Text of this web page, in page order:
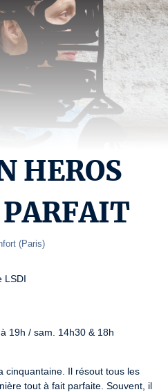
HEROS
PARFAIT
(Paris)
LSDI
19h / sam. 14h30 & 18h
cinquantaine. Il résout tous les
tout à fait parfaite. Souvent, il